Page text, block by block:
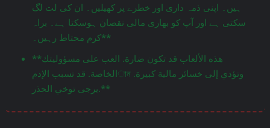
ہیں۔ اپنی ذمہ داری اور خطرے پر کھیلیں۔ ان کی لت لگ
سکتی ہے اور آپ کو بھاری مالی نقصان ہوسکتا ہے۔ براہ
کرم محتاط رہیں۔**
**هذه الألعاب قد تكون ضارة. العب على مسؤوليتك
الخاصة. قد تسبب الإدمান وتؤدي إلى خسائر مالية كبيرة.
يرجى توخي الحذر.**